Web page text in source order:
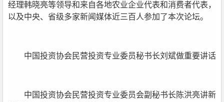
经理韩晓亮等领导和来自各地农业企业代表和消费者代表，
以及中央、省级多家新闻媒体近三百人参加了本次论坛。
中国投资协会民营投资专业委员秘书长刘斌做重要讲话
中国投资协会民营投资专业委员会副秘书长陈洪亮讲新